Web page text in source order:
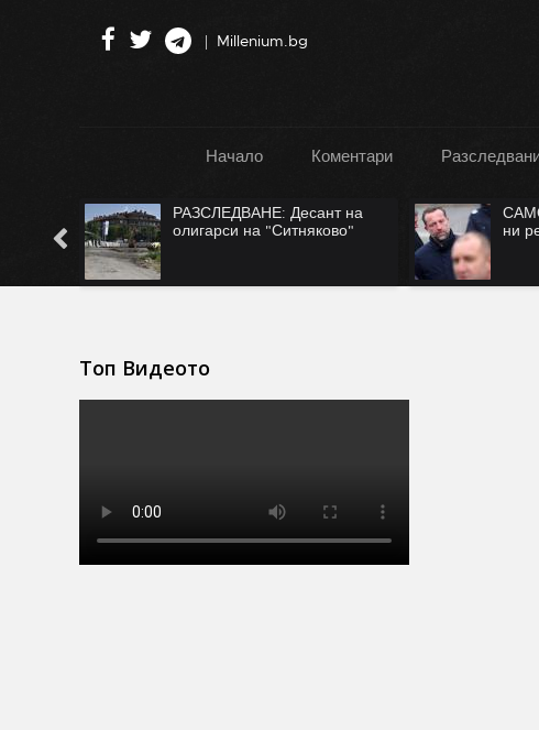
Millenium.bg
Начало Коментари
РАЗСЛЕДВАНЕ: Десант на
олигарси на "Ситняково"
ни
Топ Видеото